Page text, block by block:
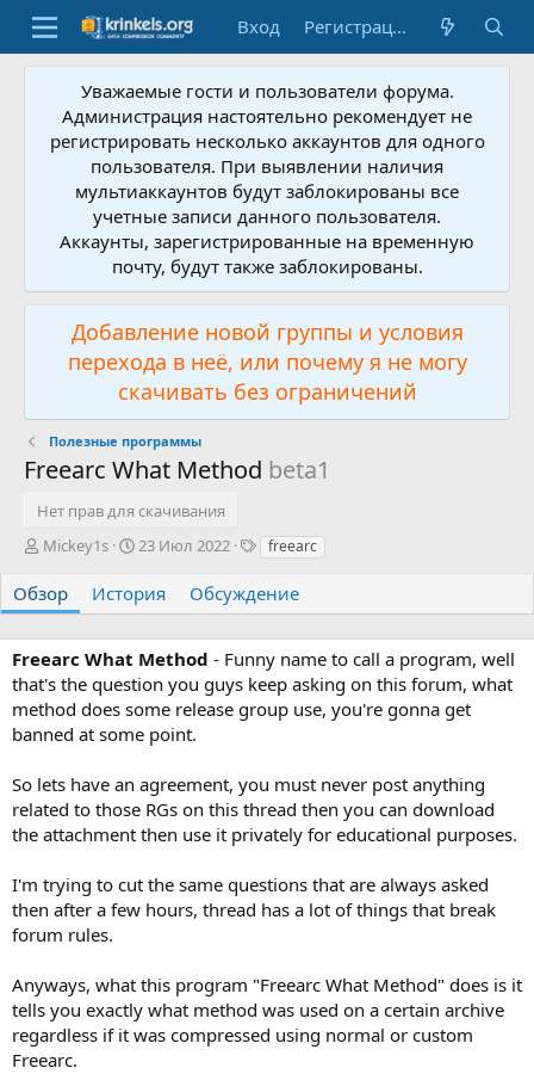
Вход Регистрация
Уважаемые гости и пользователи форума.
Администрация настоятельно рекомендует не
регистрировать несколько аккаунтов для одного
пользователя. При выявлении наличия
мультиаккаунтов будут заблокированы все
учетные записи данного пользователя.
Аккаунты, зарегистрированные на временную
почту, будут также заблокированы.
Добавление новой группы и условия
перехода в неё, или почему я не могу
скачивать без ограничений
Полезные программы
Freearc What Method beta1
Нет прав для скачивания
А
т
о
Mickey1s
Д
т
а
о
з
д
а
н
я
23 Июл 2022
Т
г
и
freearc
Обзор История Обсуждение
Freearc What Method - Funny name to call a program, well
that's the question you guys keep asking on this forum, what
method does some release group use, you're gonna get
banned at some point.
So lets have an agreement, you must never post anything
related to those RGs on this thread then you can download
the attachment then use it privately for educational purposes.
I'm trying to cut the same questions that are always asked
then after a few hours, thread has a lot of things that break
forum rules.
Anyways, what this program "Freearc What Method" does is it
tells you exactly what method was used on a certain archive
regardless if it was compressed using normal or custom
Freearc.